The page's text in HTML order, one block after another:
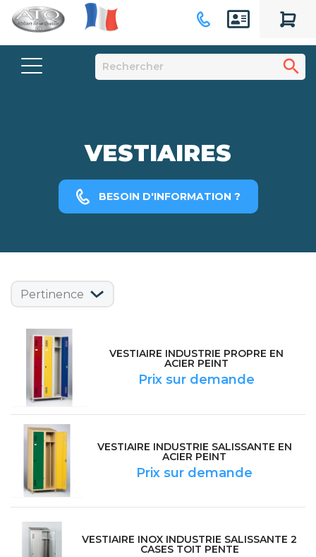
search
VESTIAIRES
BESOIN D'INFORMATION ?
Pertinence
VESTIAIRE INDUSTRIE PROPRE EN
ACIER PEINT
Prix sur demande
VESTIAIRE INDUSTRIE SALISSANTE EN
ACIER PEINT
Prix sur demande
VESTIAIRE INOX INDUSTRIE SALISSANTE 2
CASES TOIT PENTE